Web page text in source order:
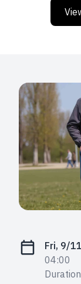
Fri, 9/
04:00